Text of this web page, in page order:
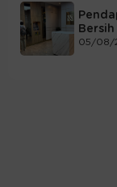
05/08/